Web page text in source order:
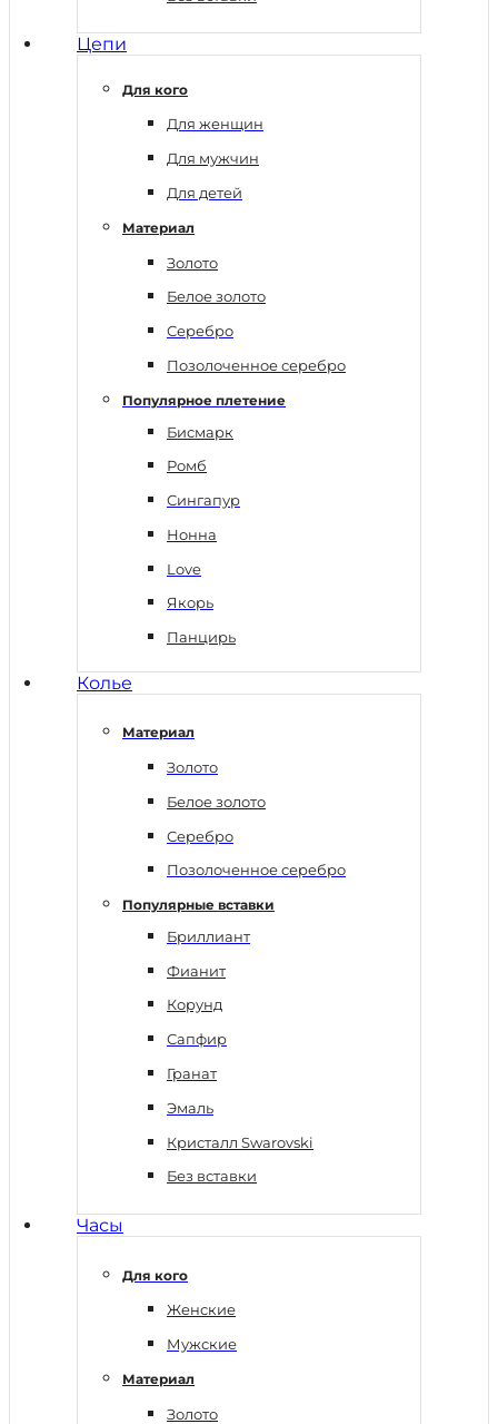
Цепи
Для кого
Для женщин
Для мужчин
Для детей
Материал
Золото
Белое золото
Серебро
Позолоченное серебро
Популярное плетение
Бисмарк
Ромб
Сингапур
Нонна
Love
Якорь
Панцирь
Колье
Материал
Золото
Белое золото
Серебро
Позолоченное серебро
Популярные вставки
Бриллиант
Фианит
Корунд
Сапфир
Гранат
Эмаль
Кристалл Swarovski
Без вставки
Часы
Для кого
Женские
Мужские
Материал
Золото